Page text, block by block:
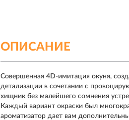
ОПИСАНИЕ
Совершенная 4D-имитация окуня,
детализации в сочетании с
хищник без малейшего сомнения
Каждый вариант окраски был
ароматизатор дает вам